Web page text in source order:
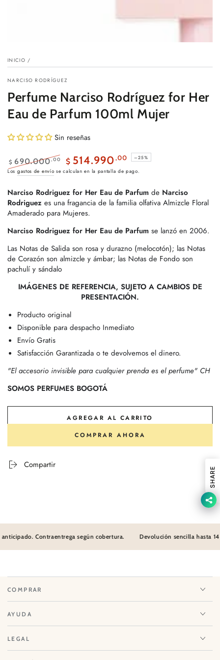
INICIO /
NARCISO RODRÍGUEZ
Perfume Narciso Rodríguez for Her
Eau de Parfum 100ml Mujer
Sin reseñas
Precio
$ 690.000 ,00
Precio
venta
$ 514.990,00 –25%
Los gastos de envío se calculan en la pantalla de pago.
Narciso Rodriguez for Her Eau de Parfum de Narciso
Rodriguez es una fragancia de la familia olfativa Almizcle Floral
Amaderado para Mujeres.
Narciso Rodriguez for Her Eau de Parfum se lanzó en 2006.
Las Notas de Salida son rosa y durazno (melocotón); las Notas
de Corazón son almizcle y ámbar; las Notas de Fondo son
pachulí y sándalo
IMÁGENES DE REFERENCIA, SUJETO A CAMBIOS DE
PRESENTACIÓN.
Producto original
Disponible para despacho Inmediato
Envío Gratis
Satisfacción Garantizada o te devolvemos el dinero.
"El accesorio invisible para cualquier prenda es el perfume" CH
SOMOS PERFUMES BOGOTÁ
AGREGAR AL CARRITO
COMPRAR AHORA
Compartir
Contraentrega según cobertura. Devolución sencilla hasta 14
COMPRAR
AYUDA
LEGAL
SHARE